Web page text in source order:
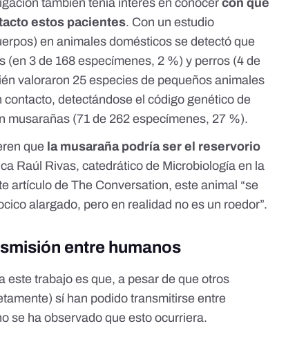
estos pacientes. Con un estudio
en animales domésticos se detectó que
(en 3 de 168 especímenes, 2 %) y perros (4 de
valoraron 25 especies de pequeños animales
detectándose el código genético de
musarañas (71 de 262 especímenes, 27 %).
que la musaraña podría ser el reservorio
Raúl Rivas, catedrático de Microbiología en la
artículo de The Conversation, este animal “se
alargado, pero en realidad no es un roedor”.
entre humanos
este trabajo es que, a pesar de que otros
sí han podido transmitirse entre
se ha observado que esto ocurriera.